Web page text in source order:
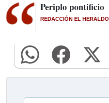
Periplo pontificio
REDACCIÓN EL HERALDO